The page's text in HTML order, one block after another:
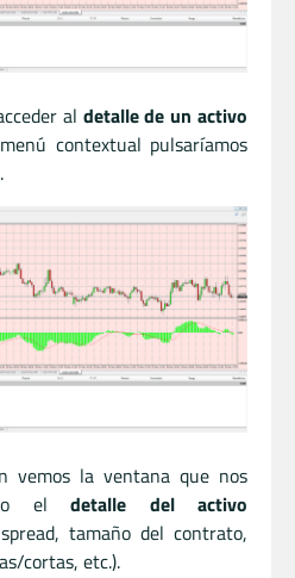
al detalle de un activo
contextual pulsaríamos
.
vemos la ventana que nos
el detalle del activo
tamaño del contrato,
cortas, etc.).